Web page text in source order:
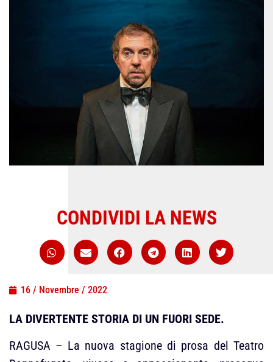
16 / Novembre / 2022
LA DIVERTENTE STORIA DI UN FUORI SEDE.
RAGUSA – La nuova stagione di prosa del Teatro
CONDIVIDI LA NEWS